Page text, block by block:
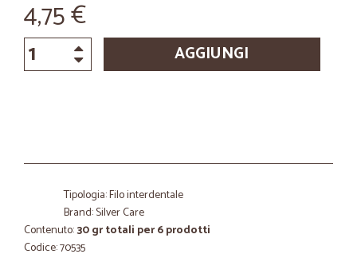
4,75 €
AGGIUNGI
Tipologia: Filo interdentale
Brand: Silver Care
Contenuto:30 gr totali per 6 prodotti
Codice: 70535